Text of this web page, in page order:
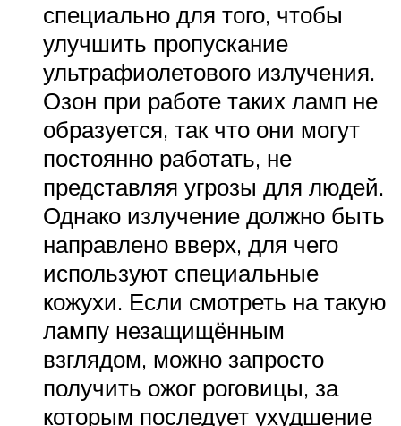
специально для того, чтобы
улучшить пропускание
ультрафиолетового излучения.
Озон при работе таких ламп не
образуется, так что они могут
постоянно работать, не
представляя угрозы для людей.
Однако излучение должно быть
направлено вверх, для чего
используют специальные
кожухи. Если смотреть на такую
лампу незащищённым
взглядом, можно запросто
получить ожог роговицы, за
которым последует ухудшение